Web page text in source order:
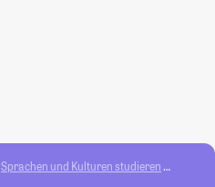
Sprachen und Kulturen studieren